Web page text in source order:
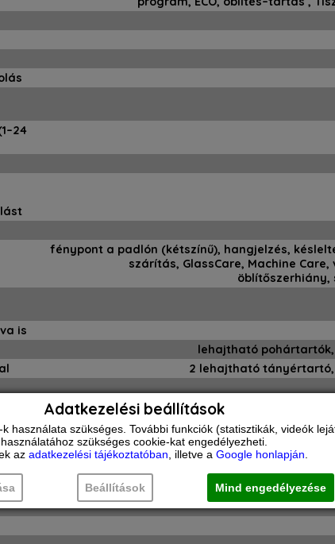
fénypont a padlón (kétszínű), hangjelzés,
szárítás, GlassCare, Machine
öblítőszerhiány,
is
lehajtható
2 lehajtható
Piros pont jelzi, hogy a program még fut, a
Adatkezelési beállítások
használata szükséges. További funkciók (statisztikák, videók
használatához szükséges cookie-kat engedélyezheti.
az adatkezelési tájékoztatóban , illetve a Google honlapján
Beállítások Mind engedélyezése